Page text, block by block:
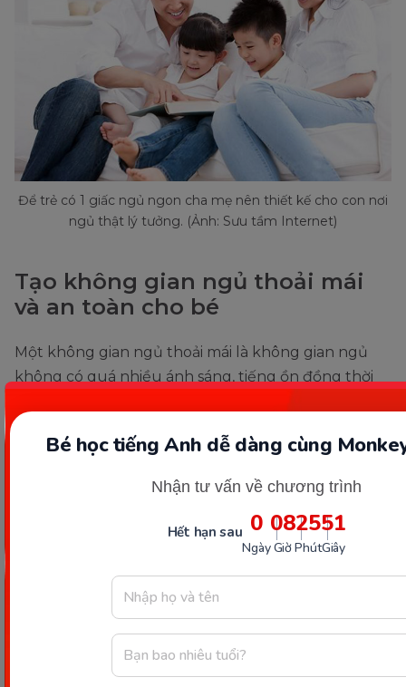
Bé học tiếng Anh dễ dàng cùng
Nhận tư vấn về chương trình
Hết hạn sau 0
Ngày
08
Giờ
25
Phút
49
Giây
Để trẻ có 1 giấc ngủ ngon cha mẹ nên thiết kế cho con nơi
ngủ thật lý tưởng. (Ảnh: Sưu tầm Internet)
Tạo không gian ngủ thoải mái
và an toàn cho bé
Một không gian ngủ thoải mái là không gian ngủ
không có quá nhiều ánh sáng, tiếng ồn đồng thời
Thời gian bữa ăn nên cách giấc ngủ tối của con 2 giờ
đồng hồ. Nếu ăn hoặc uống quá no con sẽ có cảm
tiêu hóa của trẻ.